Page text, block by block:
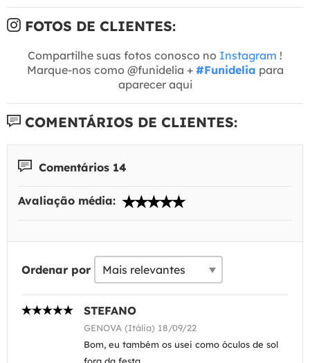
FOTOS DE CLIENTES:
Compartilhe suas fotos conosco no Instagram !
Marque-nos como @funidelia + #Funidelia para
aparecer aqui
COMENTÁRIOS DE CLIENTES:
Comentários 14
Avaliação média:
Ordenar por
STEFANO
GENOVA (Itália) 18/09/22
Bom, eu também os usei como óculos de sol